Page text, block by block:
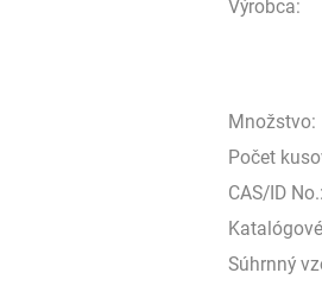
Výrobca:
Množstvo:
Počet
CAS/ID No.:
Súhrnný